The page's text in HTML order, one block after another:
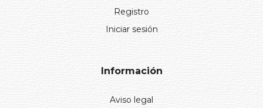
Registro
Iniciar sesión
Información
Aviso legal